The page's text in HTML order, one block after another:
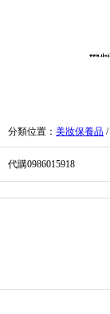
分類位置 ： 美妝保養品 /
代購0986015918